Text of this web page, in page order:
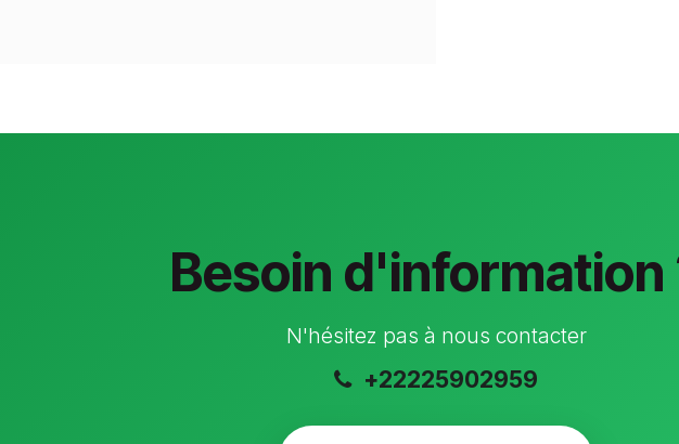
Besoin d'information
N'hésitez pas à nous contacter
+22225902959